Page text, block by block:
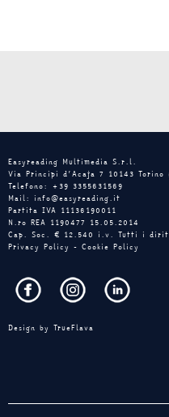
Easyreading Multimedia S.r.l.
Via Principi d’Acaja 7 10143
Telefono: +39 3355631569
Mail: info@easyreading.it
Partita IVA 11136190011
N.ro REA 1190477 15.05.2014
Cap. Soc. € 12.540 i.v. Tutti i
Privacy Policy - Cookie Policy
Design by TrueFlava